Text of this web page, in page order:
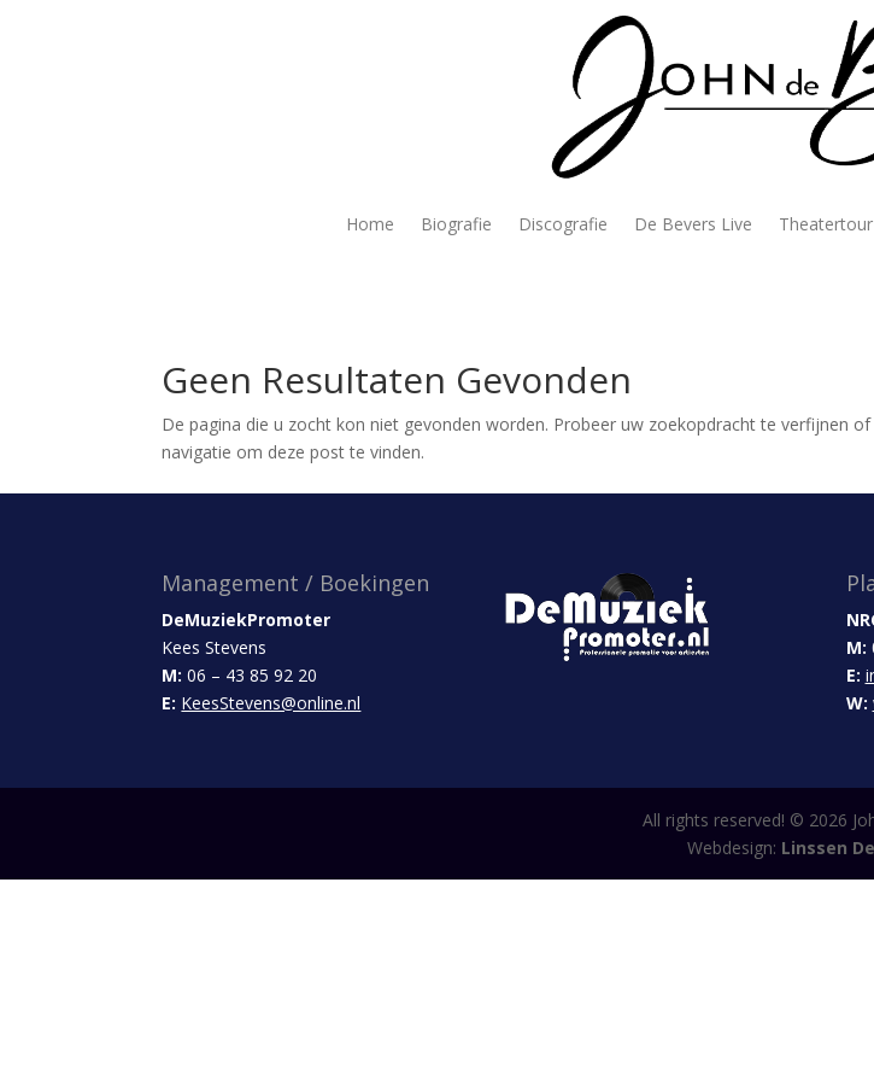
Home Biografie Discografie De Bevers Live Theatertour
Geen Resultaten Gevonden
De pagina die u zocht kon niet gevonden worden. Probeer uw zoekopdracht te verfijnen
navigatie om deze post te vinden.
Management / Boekingen
DeMuziekPromoter
Kees Stevens
M: 06 – 43 85 92 20
E: KeesStevens@online.nl
M:
E:
W:
All rights reserved! © 2026
Webdesign: Linssen